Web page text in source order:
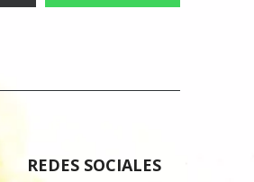
REDES SOCIALES